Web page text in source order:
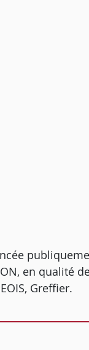
en qualité
Greffier.